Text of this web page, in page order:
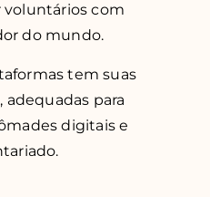
voluntários com
do mundo.
tem suas
adequadas para
digitais e